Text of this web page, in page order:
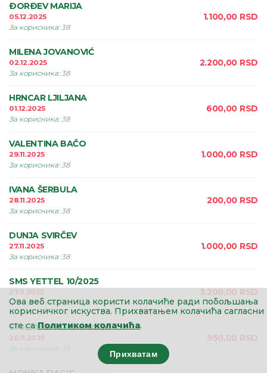
ÐORÐEV MARIJA
05.12.2025
За корисника:38
1.100,00 RSD
MILENA JOVANOVIĆ
02.12.2025
За корисника:38
2.200,00 RSD
HRNCAR LJILJANA
01.12.2025
За корисника:38
600,00 RSD
VALENTINA BAČO
29.11.2025
За корисника:38
1.000,00 RSD
IVANA ŠERBULA
28.11.2025
За корисника:38
200,00 RSD
DUNJA SVIRČEV
27.11.2025
За корисника:38
1.000,00 RSD
SMS YETTEL 10/2025
27.11.2025
За корисника:38
3.200,00 RSD
SMILJANA KOZLOVAČKI
26.11.2025
За корисника
950,00 RSD
Ова веб страница користи колачиће ради побољшања
корисничког искуства. Прихватањем колачића сагласни
сте са Политиком колачића.
Прихватам